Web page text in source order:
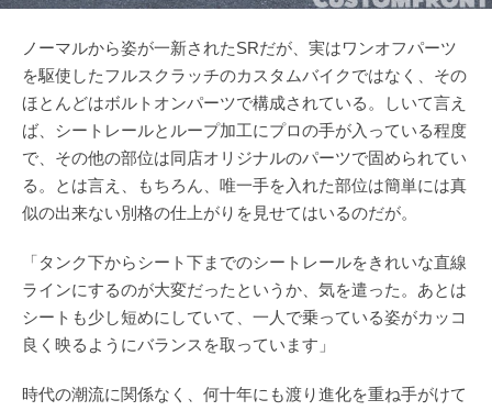
ノーマルから姿が一新されたSRだが、実はワンオフパーツ
を駆使したフルスクラッチのカスタムバイクではなく、その
ほとんどはボルトオンパーツで構成されている。しいて言え
ば、シートレールとループ加工にプロの手が入っている程度
で、その他の部位は同店オリジナルのパーツで固められてい
る。とは言え、もちろん、唯一手を入れた部位は簡単には真
似の出来ない別格の仕上がりを見せてはいるのだが。
「タンク下からシート下までのシートレールをきれいな直線
ラインにするのが大変だったというか、気を遣った。あとは
シートも少し短めにしていて、一人で乗っている姿がカッコ
良く映るようにバランスを取っています」
時代の潮流に関係なく、何十年にも渡り進化を重ね手がけて